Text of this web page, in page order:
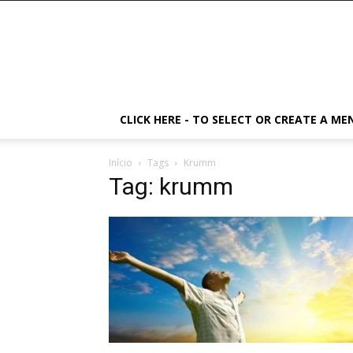
CLICK HERE - TO SELECT OR CREATE A
Início Tags Krumm
Tag: krumm